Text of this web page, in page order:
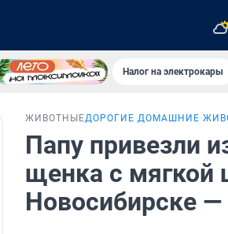
Налог на электрокары
ЖИВОТНЫЕДОРОГИЕ ДОМАШНИЕ
Папу привезли
щенка с мягкой
Новосибирске —